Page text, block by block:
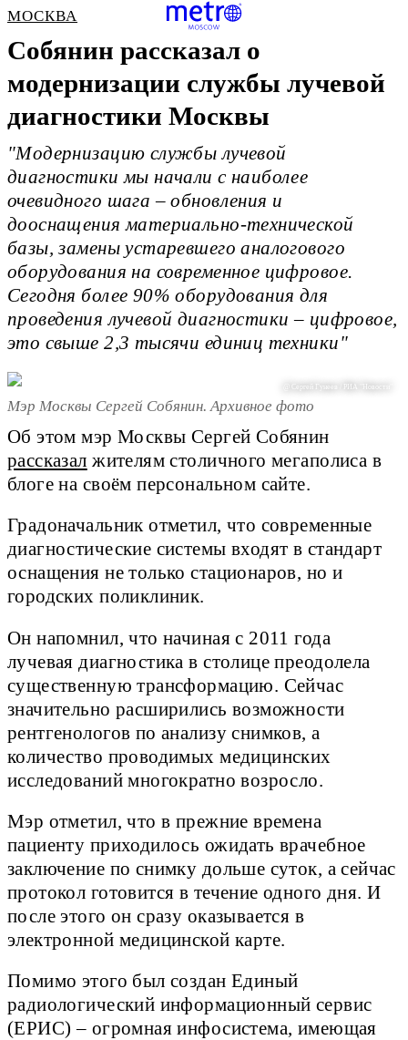
МОСКВА
Собянин рассказал о
модернизации службы лучевой
диагностики Москвы
"Модернизацию службы лучевой
диагностики мы начали с наиболее
очевидного шага – обновления и
дооснащения материально-технической
базы, замены устаревшего аналогового
оборудования на современное цифровое.
Сегодня более 90% оборудования для
проведения лучевой диагностики – цифровое,
это свыше 2,3 тысячи единиц техники"
@ Сергей Гунеев / РИА "Новости"
Мэр Москвы Сергей Собянин. Архивное фото
Об этом мэр Москвы Сергей Собянин
рассказал жителям столичного мегаполиса в
блоге на своём персональном сайте.
Градоначальник отметил, что современные
диагностические системы входят в стандарт
оснащения не только стационаров, но и
городских поликлиник.
Он напомнил, что начиная с 2011 года
лучевая диагностика в столице преодолела
существенную трансформацию. Сейчас
значительно расширились возможности
рентгенологов по анализу снимков, а
количество проводимых медицинских
исследований многократно возросло.
Мэр отметил, что в прежние времена
пациенту приходилось ожидать врачебное
заключение по снимку дольше суток, а сейчас
протокол готовится в течение одного дня. И
после этого он сразу оказывается в
электронной медицинской карте.
Помимо этого был создан Единый
радиологический информационный сервис
(ЕРИС) – огромная инфосистема, имеющая